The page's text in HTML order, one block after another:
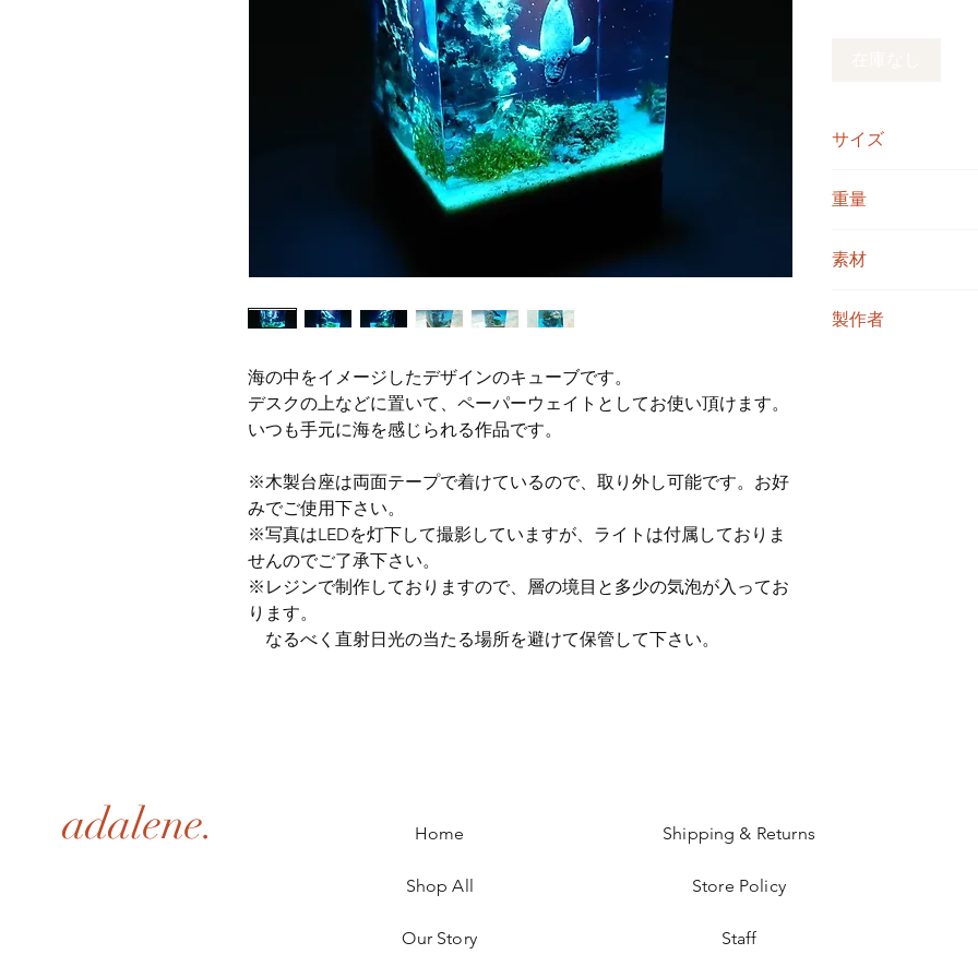
海の中をイメージしたデザインのキューブです。
デスクの上などに置いて、ペーパーウェイトとしてお使い頂けます。
いつも手元に海を感じられる作品です。
※木製台座は両面テープで着けているので、取り外し可能です。お好
みでご使用下さい。
※写真はLEDを灯下して撮影していますが、ライトは付属しておりま
せんのでご了承下さい。
※レジンで制作しておりますので、層の境目と多少の気泡が入ってお
ります。
なるべく直射日光の当たる場所を避けて保管して下さい。
サイズ
重量
個体によって多少の
素材
製作者
adalene. Home
Shop All
Our Story
Shipping & Returns
Store Policy
​Staff